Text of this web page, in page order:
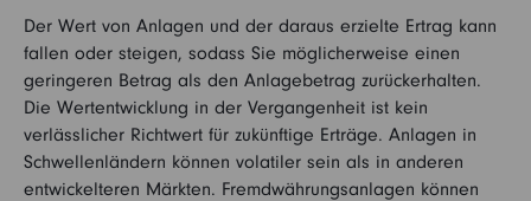
Der Wert von Anlagen und der daraus erzielte Ertrag kann
fallen oder steigen, sodass Sie möglicherweise einen
geringeren Betrag als den Anlagebetrag zurückerhalten.
Die Wertentwicklung in der Vergangenheit ist kein
verlässlicher Richtwert für zukünftige Erträge. Anlagen in
Schwellenländern können volatiler sein als in anderen
entwickelteren Märkten. Fremdwährungsanlagen können